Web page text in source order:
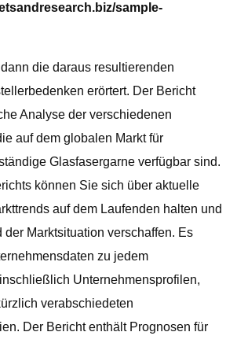
sample-
die daraus resultierenden
erörtert. Der Bericht
Analyse der verschiedenen
auf dem globalen Markt für
Glasfasergarne verfügbar sind.
können Sie sich über aktuelle
auf dem Laufenden halten und
Marktsituation verschaffen. Es
zu jedem
Unternehmensprofilen,
verabschiedeten
Der Bericht enthält Prognosen für